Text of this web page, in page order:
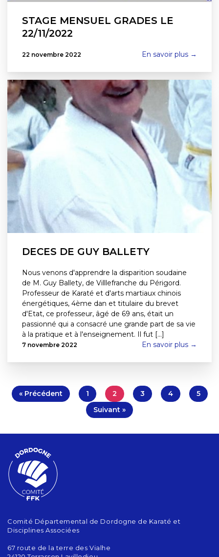
STAGE MENSUEL GRADES LE
22/11/2022
22 novembre 2022 En savoir plus →
DECES DE GUY BALLETY
Nous venons d'apprendre la disparition soudaine
de M. Guy Ballety, de Villlefranche du Périgord.
Professeur de Karaté et d'arts martiaux chinois
énergétiques, 4ème dan et titulaire du brevet
d'Etat, ce professeur, âgé de 69 ans, était un
passionné qui a consacré une grande part de sa vie
à la pratique et à l'enseignement. Il fut [...]
7 novembre 2022 En savoir plus →
« Précédent 1 2 3 4
5
Suivant »
Comité Départemental de Dordogne de Karaté et
Disciplines Associées
67 route de la terre des Vialhe